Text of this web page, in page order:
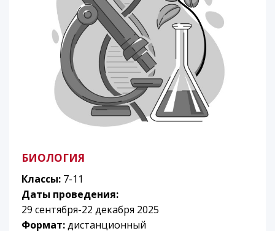
БИОЛОГИЯ
Классы: 7-11
Даты проведения:
29 сентября-22 декабря 2025
Формат:дистанционный